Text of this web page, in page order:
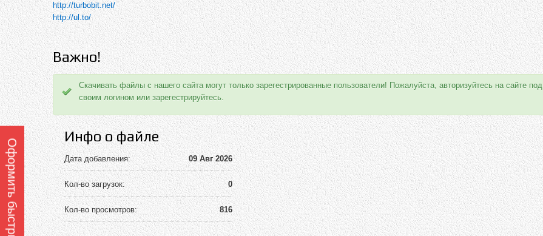
http://turbobit.net/
http://ul.to/
Важно!
Скачивать файлы с нашего сайта могут только зарегестрированные пользователи! Пожалуйста, авторизуйтесь на сайте под
своим логином или зарегестрируйтесь.
Инфо о файле
Дата добавления: 09 Авг 2026
Кол-во загрузок: 0
Кол-во просмотров: 816